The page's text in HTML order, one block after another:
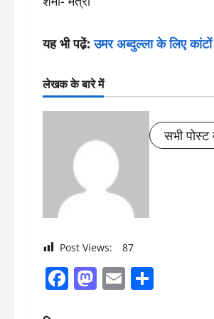
यह भी पढे़ं: उमर अब्दुल्ला के लिए
लेखक के बारे में
सभी
Post Views: 87
Facebook
Mastodon
Email